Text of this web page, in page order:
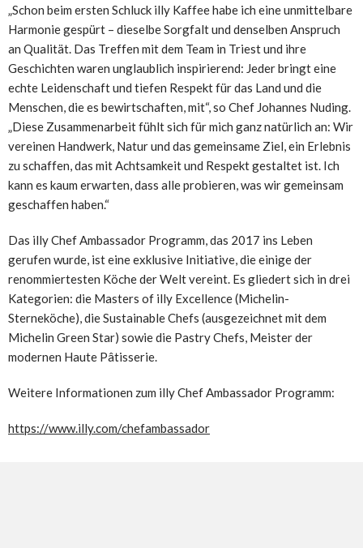
„Schon beim ersten Schluck illy Kaffee habe ich eine unmittelbare
Harmonie gespürt – dieselbe Sorgfalt und denselben Anspruch
an Qualität. Das Treffen mit dem Team in Triest und ihre
Geschichten waren unglaublich inspirierend: Jeder bringt eine
echte Leidenschaft und tiefen Respekt für das Land und die
Menschen, die es bewirtschaften, mit“, so Chef Johannes Nuding.
„Diese Zusammenarbeit fühlt sich für mich ganz natürlich an: Wir
vereinen Handwerk, Natur und das gemeinsame Ziel, ein Erlebnis
zu schaffen, das mit Achtsamkeit und Respekt gestaltet ist. Ich
kann es kaum erwarten, dass alle probieren, was wir gemeinsam
geschaffen haben.“
Das illy Chef Ambassador Programm, das 2017 ins Leben
gerufen wurde, ist eine exklusive Initiative, die einige der
renommiertesten Köche der Welt vereint. Es gliedert sich in drei
Kategorien: die Masters of illy Excellence (Michelin-
Sterneköche), die Sustainable Chefs (ausgezeichnet mit dem
Michelin Green Star) sowie die Pastry Chefs, Meister der
modernen Haute Pâtisserie.
Weitere Informationen zum illy Chef Ambassador Programm:
https://www.illy.com/chefambassador